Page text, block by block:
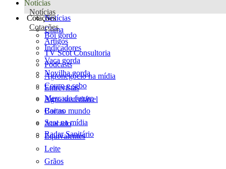
Notícias
Notícias
Notícias
Clima
Artigos
TV Scot Consultoria
Podcasts
Agronegócio na mídia
Entrevistas
Agro sustentável
Cartas
Scot na mídia
Radar Sanitário
Cotações
Cotações
Boi gordo
Indicadores
Vaca gorda
Novilha gorda
Couro e sebo
Mercado futuro
Boi no mundo
Atacado
Equivalentes
Leite
Grãos